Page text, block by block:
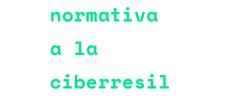
normativa
a la
ciberresil